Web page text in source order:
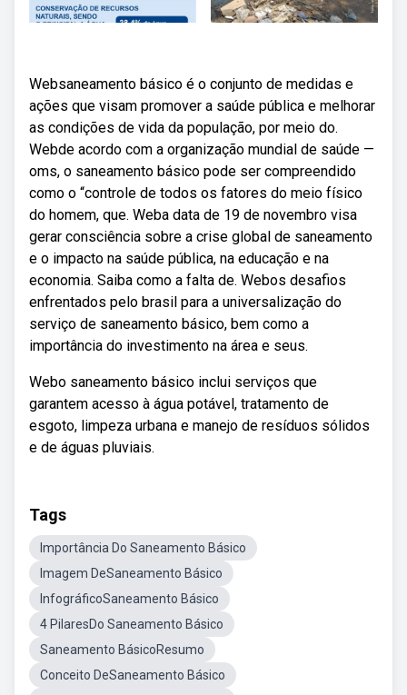
Websaneamento básico é o conjunto de medidas e
ações que visam promover a saúde pública e melhorar
as condições de vida da população, por meio do.
Webde acordo com a organização mundial de saúde —
oms, o saneamento básico pode ser compreendido
como o “controle de todos os fatores do meio físico
do homem, que. Weba data de 19 de novembro visa
gerar consciência sobre a crise global de saneamento
e o impacto na saúde pública, na educação e na
economia. Saiba como a falta de. Webos desafios
enfrentados pelo brasil para a universalização do
serviço de saneamento básico, bem como a
importância do investimento na área e seus.
Webo saneamento básico inclui serviços que
garantem acesso à água potável, tratamento de
esgoto, limpeza urbana e manejo de resíduos sólidos
e de águas pluviais.
Tags
Importância Do Saneamento Básico
Imagem DeSaneamento Básico
InfográficoSaneamento Básico
4 PilaresDo Saneamento Básico
Saneamento BásicoResumo
Conceito DeSaneamento Básico